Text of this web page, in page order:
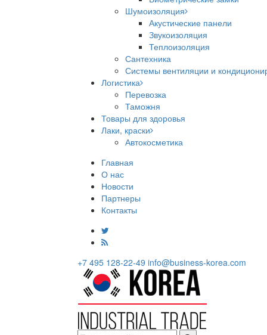
Шумоизоляция
Акустические панели
Звукоизоляция
Теплоизоляция
Сантехника
Системы вентиляции и
Логистика
Перевозка
Таможня
Товары для здоровья
Лаки, краски
Автокосметика
Главная
О нас
Новости
Партнеры
Контакты
+7 495 128-22-49 info@business-korea.com